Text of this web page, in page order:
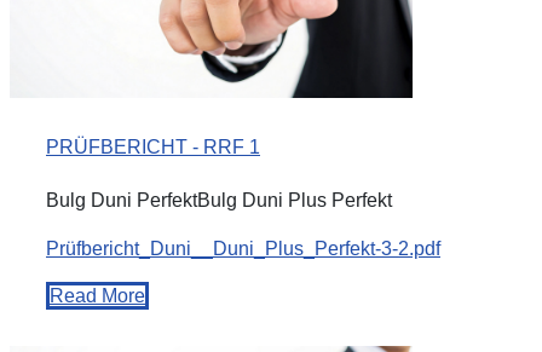
PRÜFBERICHT - RRF 1
Bulg Duni PerfektBulg Duni Plus Perfekt
Prüfbericht_Duni__Duni_Plus_Perfekt-3-2.pdf
Read More